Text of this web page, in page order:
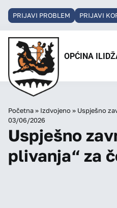
PRIJAVI PROBLEM PRIJAVI
OPĆINA
Početna» Izdvojeno » Uspješno
03/06/2026
Uspješno
plivanja“ za